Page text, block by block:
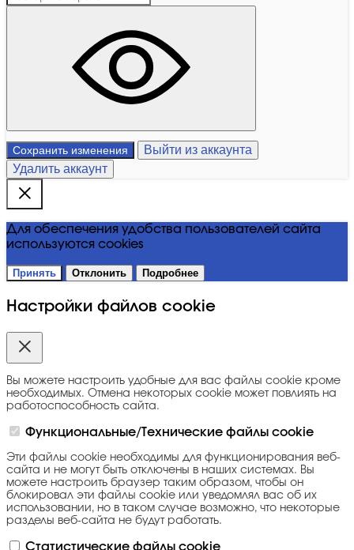
Сохранить изменения
Выйти из аккаунта
Удалить аккаунт
Для обеспечения удобства пользователей сайта
используются cookies
Принять Отклонить Подробнее
Настройки файлов cookie
Вы можете настроить удобные для вас файлы cookie кроме
необходимых. Отмена некоторых cookie может повлиять на
работоспособность сайта.
Функциональные/Технические файлы cookie
Эти файлы cookie необходимы для функционирования веб-
сайта и не могут быть отключены в наших системах. Вы
можете настроить браузер таким образом, чтобы он
блокировал эти файлы cookie или уведомлял вас об их
использовании, но в таком случае возможно, что некоторые
разделы веб-сайта не будут работать.
Статистические файлы cookie